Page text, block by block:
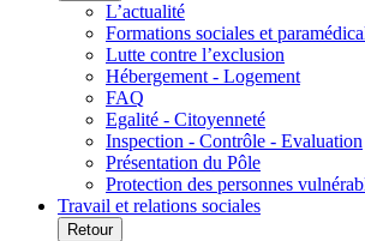
L’actualité
Formations sociales et
Lutte contre l’exclusion
Hébergement - Logement
FAQ
Egalité - Citoyenneté
Inspection - Contrôle - Evaluation
Présentation du Pôle
Protection des personnes
Travail et relations sociales
Retour